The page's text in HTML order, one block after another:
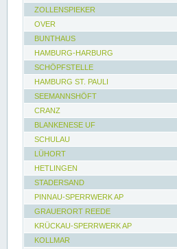
ZOLLENSPIEKER
OVER
BUNTHAUS
HAMBURG-HARBURG
SCHÖPFSTELLE
HAMBURG ST. PAULI
SEEMANNSHÖFT
CRANZ
BLANKENESE UF
SCHULAU
LÜHORT
HETLINGEN
STADERSAND
PINNAU-SPERRWERK AP
GRAUERORT REEDE
KRÜCKAU-SPERRWERK AP
KOLLMAR